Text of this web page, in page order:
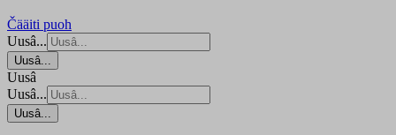
Čääiti puoh
Uusâ...
Uusâ...
Uusâ
Uusâ...
Uusâ...